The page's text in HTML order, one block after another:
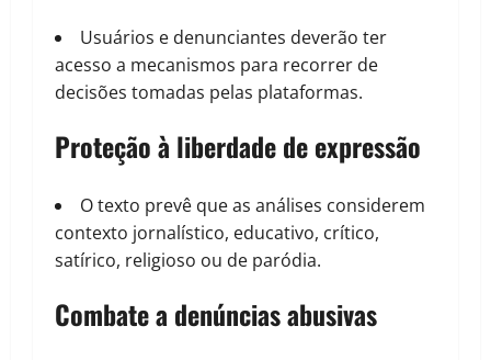
Usuários e denunciantes deverão ter
acesso a mecanismos para recorrer de
decisões tomadas pelas plataformas.
Proteção à liberdade de expressão
O texto prevê que as análises considerem
contexto jornalístico, educativo, crítico,
satírico, religioso ou de paródia.
Combate a denúncias abusivas